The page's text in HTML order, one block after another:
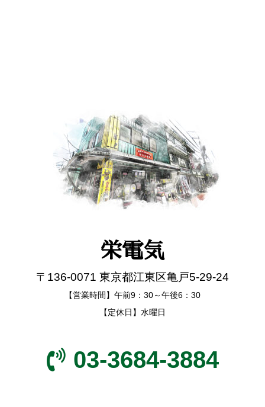
栄電気
〒136-0071 東京都江東区亀戸5-29-24
【営業時間】午前9：30～午後6：30
【定休日】水曜日
03-3684-3884